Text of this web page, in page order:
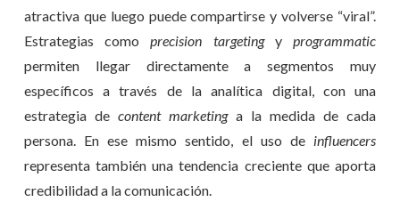
atractiva que luego puede compartirse y volverse “viral”.
Estrategias comoprecision targetingyprogrammatic
permiten llegar directamente a segmentos muy
específicos a través de la analítica digital, con una
estrategia de content marketinga la medida de cada
persona. En ese mismo sentido, el uso de influencers
representa también una tendencia creciente que aporta
credibilidad a la comunicación.